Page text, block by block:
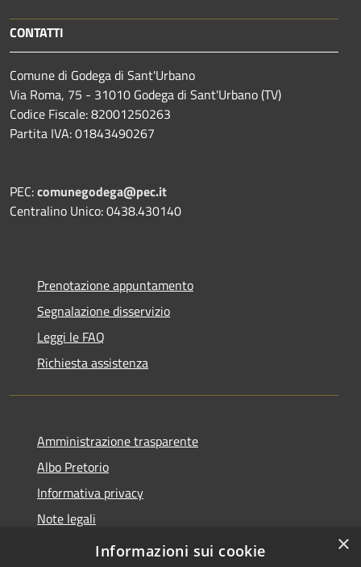
CONTATTI
Comune di Godega di Sant'Urbano
Via Roma, 75 - 31010 Godega di Sant'Urbano (TV)
Codice Fiscale: 82001250263
Partita IVA: 01843490267
PEC:comunegodega@pec.it
Centralino Unico: 0438.430140
Prenotazione appuntamento
Segnalazione disservizio
Leggi le FAQ
Richiesta assistenza
Amministrazione trasparente
Albo Pretorio
Informativa privacy
Note legali
Dichiarazione di accessibilità
×
Informazioni sui cookie